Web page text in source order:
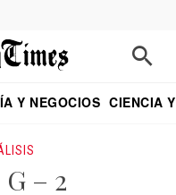
Y NEGOCIOS CIENCIA
– 2